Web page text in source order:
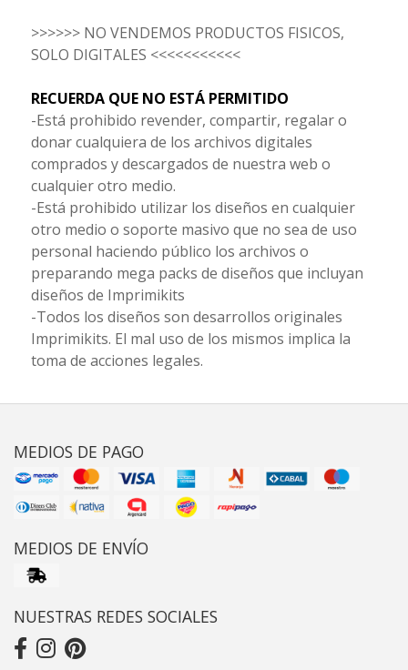
>>>>>> NO VENDEMOS PRODUCTOS FISICOS,
SOLO DIGITALES <<<<<<<<<<<
RECUERDA QUE NO ESTÁ PERMITIDO
-Está prohibido revender, compartir, regalar o
donar cualquiera de los archivos digitales
comprados y descargados de nuestra web o
cualquier otro medio.
-Está prohibido utilizar los diseños en cualquier
otro medio o soporte masivo que no sea de uso
personal haciendo público los archivos o
preparando mega packs de diseños que incluyan
diseños de Imprimikits
-Todos los diseños son desarrollos originales
Imprimikits. El mal uso de los mismos implica la
toma de acciones legales.
MEDIOS DE PAGO
MEDIOS DE ENVÍO
NUESTRAS REDES SOCIALES